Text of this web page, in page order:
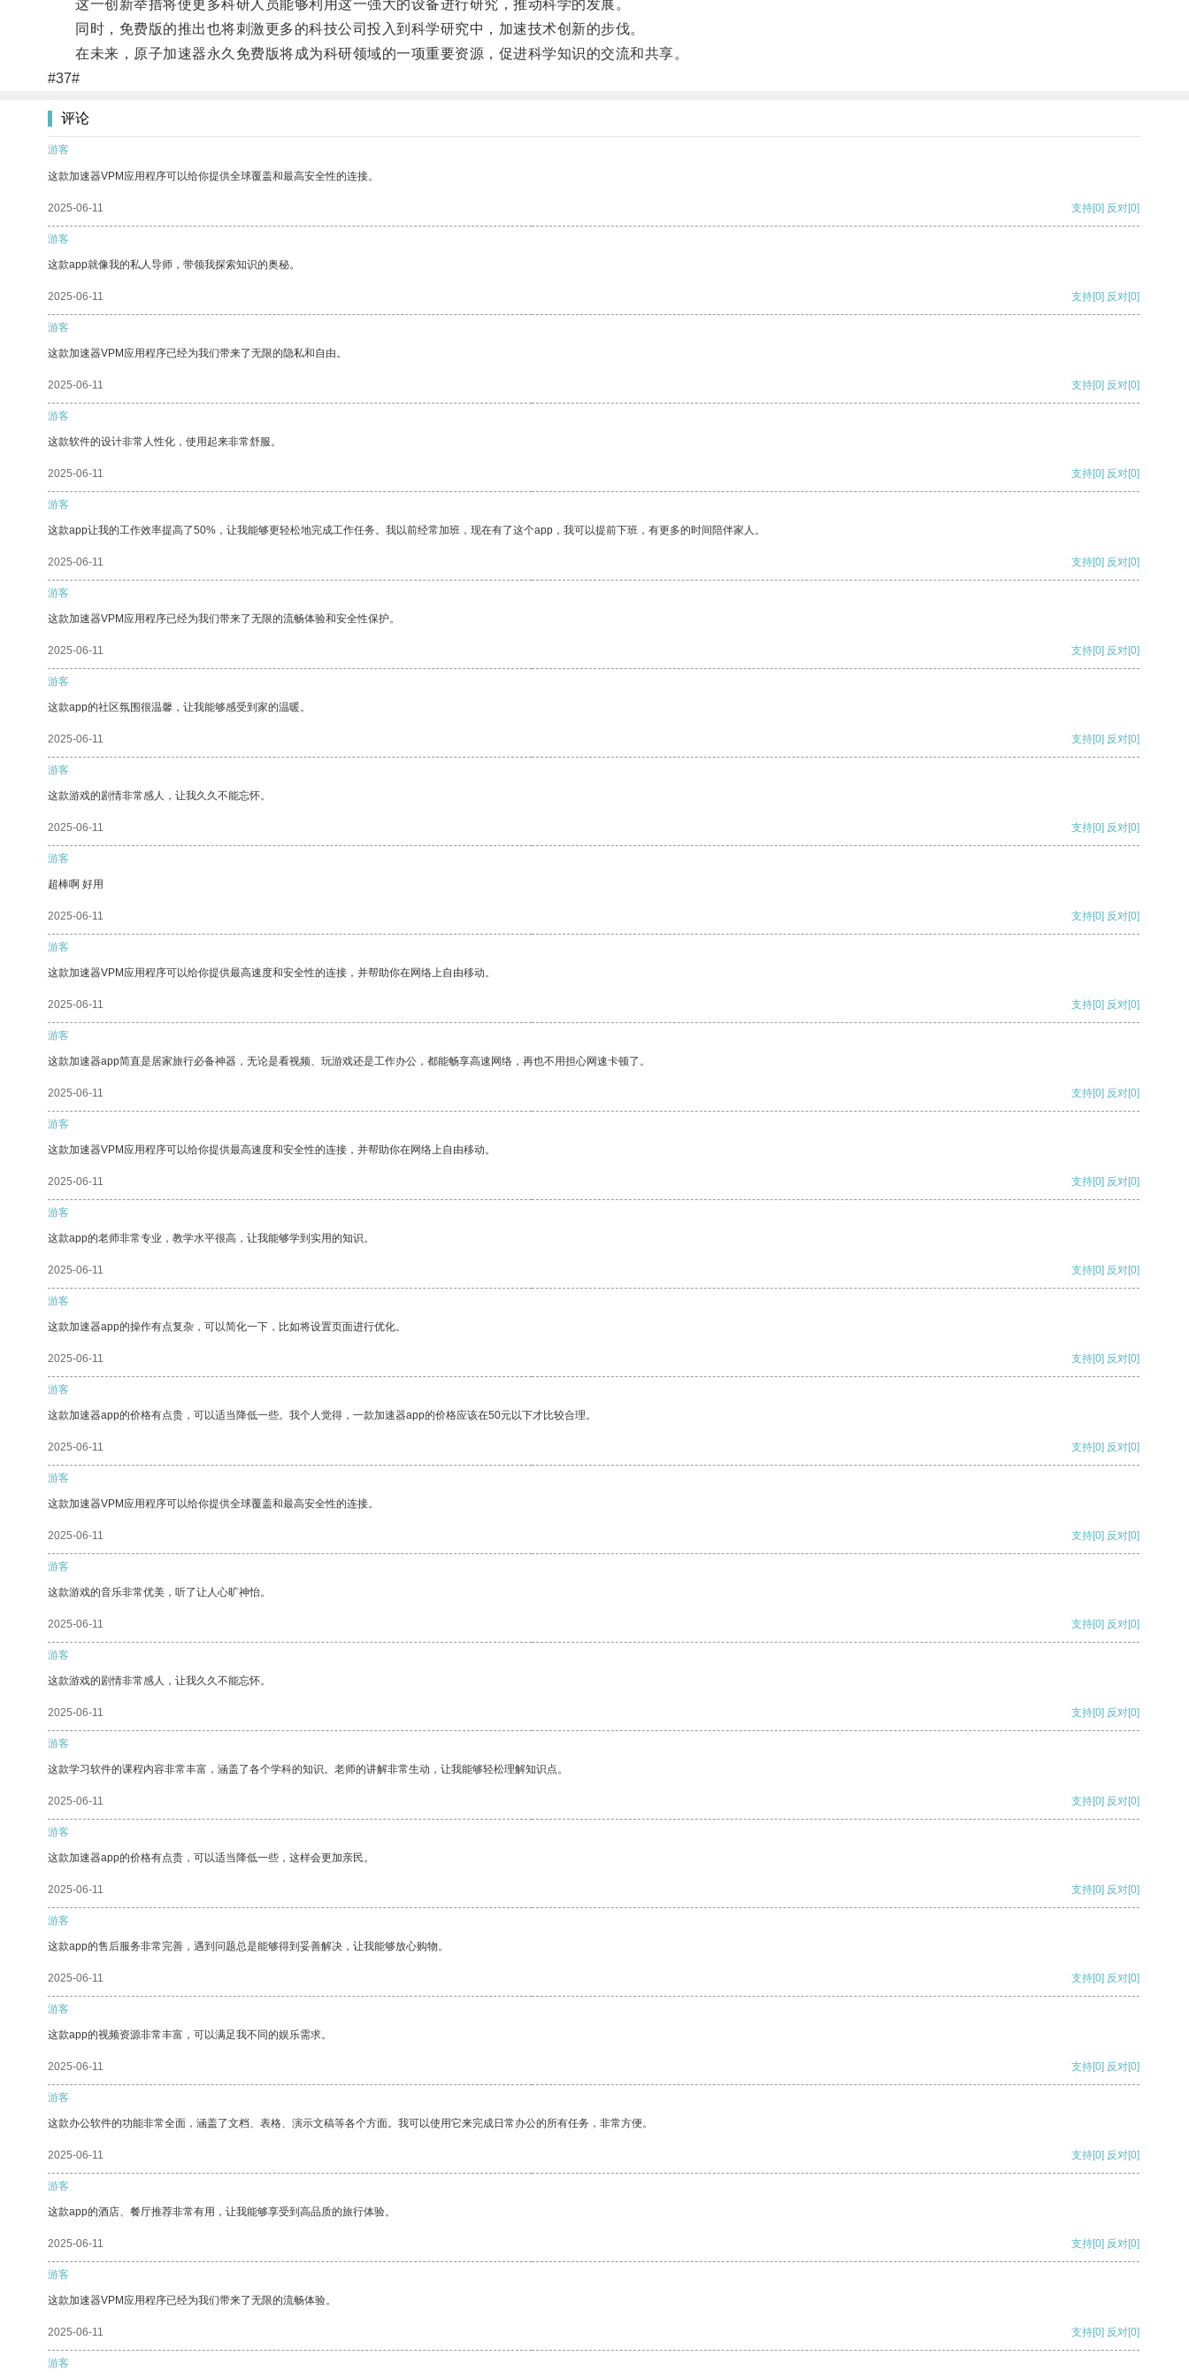
这一创新举措将使更多科研人员能够利用这一强大的设备进行研究，推动科学的发展。
同时，免费版的推出也将刺激更多的科技公司投入到科学研究中，加速技术创新的步伐。
在未来，原子加速器永久免费版将成为科研领域的一项重要资源，促进科学知识的交流和共享。
#37#
评论
游客
这款加速器VPM应用程序可以给你提供全球覆盖和最高安全性的连接。
2025-06-11 支持[0] 反对[0]
游客
这款app就像我的私人导师，带领我探索知识的奥秘。
2025-06-11 支持[0] 反对[0]
游客
这款加速器VPM应用程序已经为我们带来了无限的隐私和自由。
2025-06-11 支持[0] 反对[0]
游客
这款软件的设计非常人性化，使用起来非常舒服。
2025-06-11 支持[0] 反对[0]
游客
这款app让我的工作效率提高了50%，让我能够更轻松地完成工作任务。我以前经常加班，现在有了这个app，我可以提前下班，有更多的时间陪伴家人。
2025-06-11 支持[0] 反对[0]
游客
这款加速器VPM应用程序已经为我们带来了无限的流畅体验和安全性保护。
2025-06-11 支持[0] 反对[0]
游客
这款app的社区氛围很温馨，让我能够感受到家的温暖。
2025-06-11 支持[0] 反对[0]
游客
这款游戏的剧情非常感人，让我久久不能忘怀。
2025-06-11 支持[0] 反对[0]
游客
超棒啊 好用
2025-06-11 支持[0] 反对[0]
游客
这款加速器VPM应用程序可以给你提供最高速度和安全性的连接，并帮助你在网络上自由移动。
2025-06-11 支持[0] 反对[0]
游客
这款加速器app简直是居家旅行必备神器，无论是看视频、玩游戏还是工作办公，都能畅享高速网络，再也不用担心网速卡顿了。
2025-06-11 支持[0] 反对[0]
游客
这款加速器VPM应用程序可以给你提供最高速度和安全性的连接，并帮助你在网络上自由移动。
2025-06-11 支持[0] 反对[0]
游客
这款app的老师非常专业，教学水平很高，让我能够学到实用的知识。
2025-06-11 支持[0] 反对[0]
游客
这款加速器app的操作有点复杂，可以简化一下，比如将设置页面进行优化。
2025-06-11 支持[0] 反对[0]
游客
这款加速器app的价格有点贵，可以适当降低一些。我个人觉得，一款加速器app的价格应该在50元以下才比较合理。
2025-06-11 支持[0] 反对[0]
游客
这款加速器VPM应用程序可以给你提供全球覆盖和最高安全性的连接。
2025-06-11 支持[0] 反对[0]
游客
这款游戏的音乐非常优美，听了让人心旷神怡。
2025-06-11 支持[0] 反对[0]
游客
这款游戏的剧情非常感人，让我久久不能忘怀。
2025-06-11 支持[0] 反对[0]
游客
这款学习软件的课程内容非常丰富，涵盖了各个学科的知识。老师的讲解非常生动，让我能够轻松理解知识点。
2025-06-11 支持[0] 反对[0]
游客
这款加速器app的价格有点贵，可以适当降低一些，这样会更加亲民。
2025-06-11 支持[0] 反对[0]
游客
这款app的售后服务非常完善，遇到问题总是能够得到妥善解决，让我能够放心购物。
2025-06-11 支持[0] 反对[0]
游客
这款app的视频资源非常丰富，可以满足我不同的娱乐需求。
2025-06-11 支持[0] 反对[0]
游客
这款办公软件的功能非常全面，涵盖了文档、表格、演示文稿等各个方面。我可以使用它来完成日常办公的所有任务，非常方便。
2025-06-11 支持[0] 反对[0]
游客
这款app的酒店、餐厅推荐非常有用，让我能够享受到高品质的旅行体验。
2025-06-11 支持[0] 反对[0]
游客
这款加速器VPM应用程序已经为我们带来了无限的流畅体验。
2025-06-11 支持[0] 反对[0]
游客